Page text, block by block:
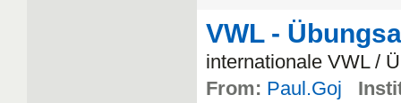
VWL -
internationale VWL /
From: Paul.Goj